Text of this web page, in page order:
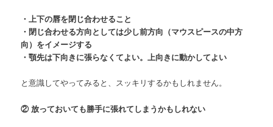
・上下の唇を閉じ合わせること
・閉じ合わせる方向としては少し前方向（マウスピースの中方
向）をイメージする
・顎先は下向きに張らなくてよい。上向きに動かしてよい
と意識してやってみると、スッキリするかもしれません。
② 放っておいても勝手に張れてしまうかもしれない